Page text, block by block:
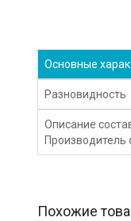
Основные
Разновидность
Описание
Производитель
Похожие